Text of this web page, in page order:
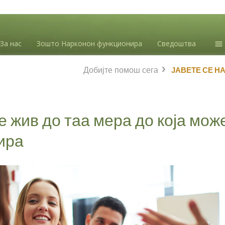
За нас Зошто Нарконон функционира Сведоштва
ЈАВЕТЕ СЕ НА
Добијте помош сега
жив до таа мера до која